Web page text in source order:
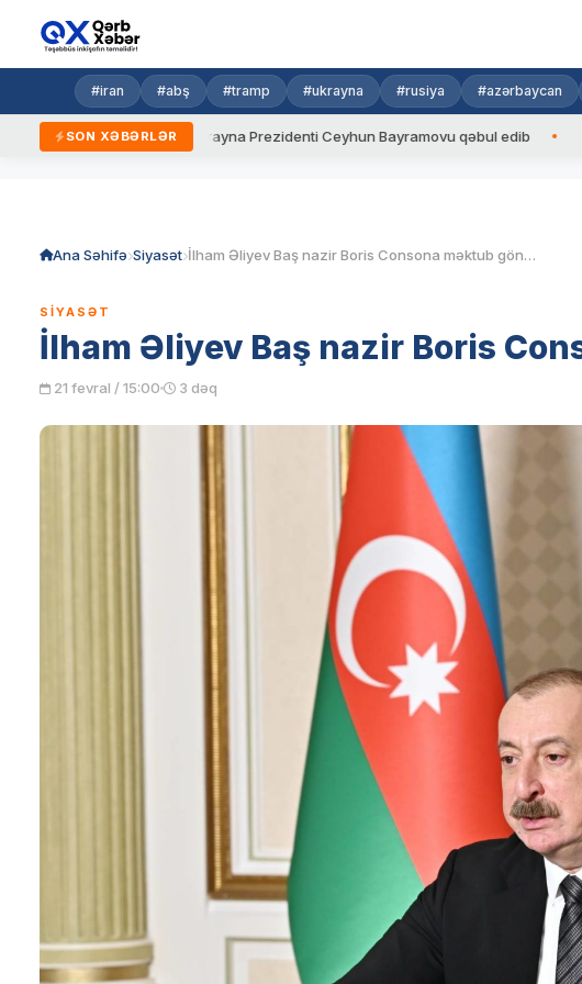
#iran #abş #tramp #ukrayna #rusiya #azərbaycan
SON XƏBƏRLƏR
qaydalar Ukrayna Prezidenti Ceyhun Bayramovu qəbul edib
Ana Səhifə Siyasət İlham Əliyev Baş nazir Boris Consona məktub göndərib
SIYASƏT
İlham Əliyev Baş nazir Boris
21 fevral / 15:00 3 dəq